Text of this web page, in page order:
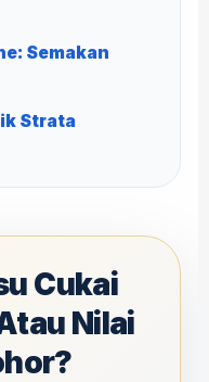
Semakan
Strata
Cukai
Nilai